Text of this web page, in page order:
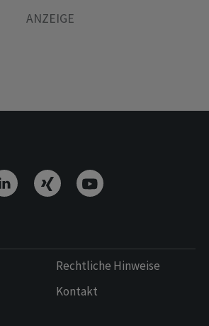
Rechtliche Hinweise
Kontakt